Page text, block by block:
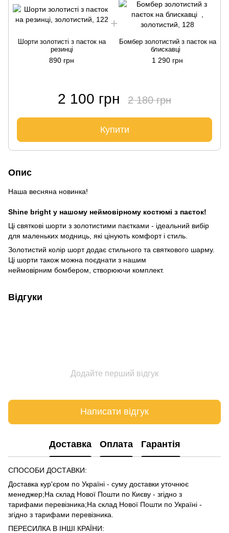
Шорти золотисті з паєток на
резинці
890 грн
Бомбер золотистий з паєток на
блискавці
1 290 грн
2 100 грн 2 180 грн
Купити
Опис
Наша весняна новинка!
Shine bright у нашому неймовірному костюмі з паєток!
Ці святкові шорти з золотистими паєтками - ідеальний вибір
для маленьких модниць, які цінують комфорт і стиль.
Золотистий колір шорт додає стильного та святкового шарму.
Ці шорти також можна поєднати з нашим
неймовірним бомбером, створюючи комплект.
Відгуки
Додайте перший відгук
Написати відгук
Доставка Оплата Гарантія
СПОСОБИ ДОСТАВКИ:
Доставка кур'єром по Україні - суму доставки уточнює
менеджер;На склад Нової Пошти по Києву - згідно з
тарифами перевізника;На склад Нової Пошти по Україні -
згідно з тарифами перевізника
ПЕРЕСИЛКА В ІНШІ КРАЇНИ: